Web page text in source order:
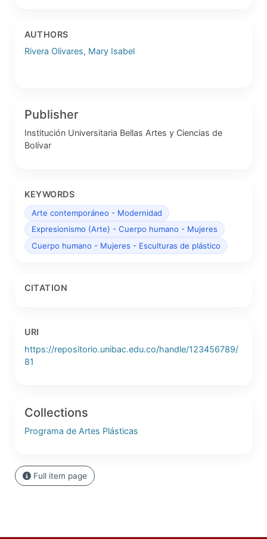
AUTHORS
Rivera Olivares, Mary Isabel
Publisher
Institución Universitaria Bellas Artes y Ciencias de
Bolívar
KEYWORDS
Arte contemporáneo - Modernidad
Expresionismo (Arte) - Cuerpo humano - Mujeres
Cuerpo humano - Mujeres - Esculturas de plástico
CITATION
URI
https://repositorio.unibac.edu.co/handle/123456789/
81
Collections
Programa de Artes Plásticas
Full item page